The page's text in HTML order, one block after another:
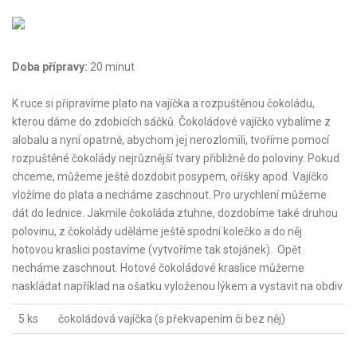
Doba přípravy: 20 minut
K ruce si připravíme plato na vajíčka a rozpuštěnou čokoládu,
kterou dáme do zdobicích sáčků. Čokoládové vajíčko vybalíme z
alobalu a nyní opatrně, abychom jej nerozlomili, tvoříme pomocí
rozpuštěné čokolády nejrůznější tvary přibližně do poloviny. Pokud
chceme, můžeme ještě dozdobit posypem, oříšky apod. Vajíčko
vložíme do plata a necháme zaschnout. Pro urychlení můžeme
dát do lednice. Jakmile čokoláda ztuhne, dozdobíme také druhou
polovinu, z čokolády uděláme ještě spodní kolečko a do něj
hotovou kraslici postavíme (vytvoříme tak stojánek). Opět
necháme zaschnout. Hotové čokoládové kraslice můžeme
naskládat například na ošatku vyloženou lýkem a vystavit na obdiv.
5 ks čokoládová vajíčka (s překvapením či bez něj)